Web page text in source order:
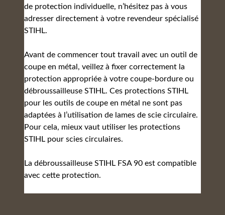
de protection individuelle, n’hésitez pas à vous
adresser directement à votre revendeur spécialisé
STIHL.
Avant de commencer tout travail avec un outil de
coupe en métal, veillez à fixer correctement la
protection appropriée à votre coupe-bordure ou
débroussailleuse STIHL. Ces protections STIHL
pour les outils de coupe en métal ne sont pas
adaptées à l’utilisation de lames de scie circulaire.
Pour cela, mieux vaut utiliser les protections
STIHL pour scies circulaires.
La débroussailleuse STIHL FSA 90 est compatible
avec cette protection.